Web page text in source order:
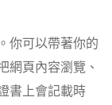
你可以帶著你的
網頁內容瀏覽、
書上會記載時